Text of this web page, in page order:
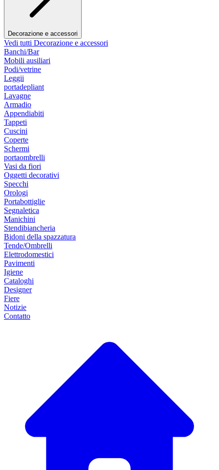
Decorazione e accessori
Vedi tutti Decorazione e accessori
Banchi/Bar
Mobili ausiliari
Podi/vetrine
Leggii
portadepliant
Lavagne
Armadio
Appendiabiti
Tappeti
Cuscini
Coperte
Schermi
portaombrelli
Vasi da fiori
Oggetti decorativi
Specchi
Orologi
Portabottiglie
Segnaletica
Manichini
Stendibiancheria
Bidoni della spazzatura
Tende/Ombrelli
Elettrodomestici
Pavimenti
Igiene
Cataloghi
Designer
Fiere
Notizie
Contatto